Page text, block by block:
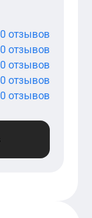
0 отзывов
0 отзывов
0 отзывов
0 отзывов
0 отзывов